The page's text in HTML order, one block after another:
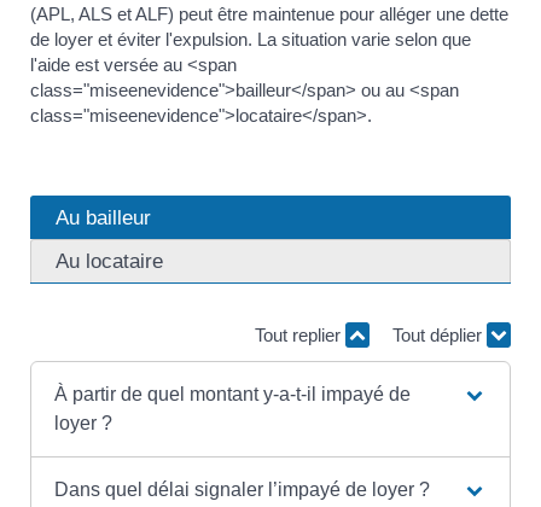
(APL, ALS et ALF) peut être maintenue pour alléger une dette
de loyer et éviter l'expulsion. La situation varie selon que
l'aide est versée au <span
class="miseenevidence">bailleur</span> ou au <span
class="miseenevidence">locataire</span>.
Au bailleur
Au locataire
Tout replier Tout déplier
À partir de quel montant y-a-t-il impayé de
loyer ?
Dans quel délai signaler l’impayé de loyer ?